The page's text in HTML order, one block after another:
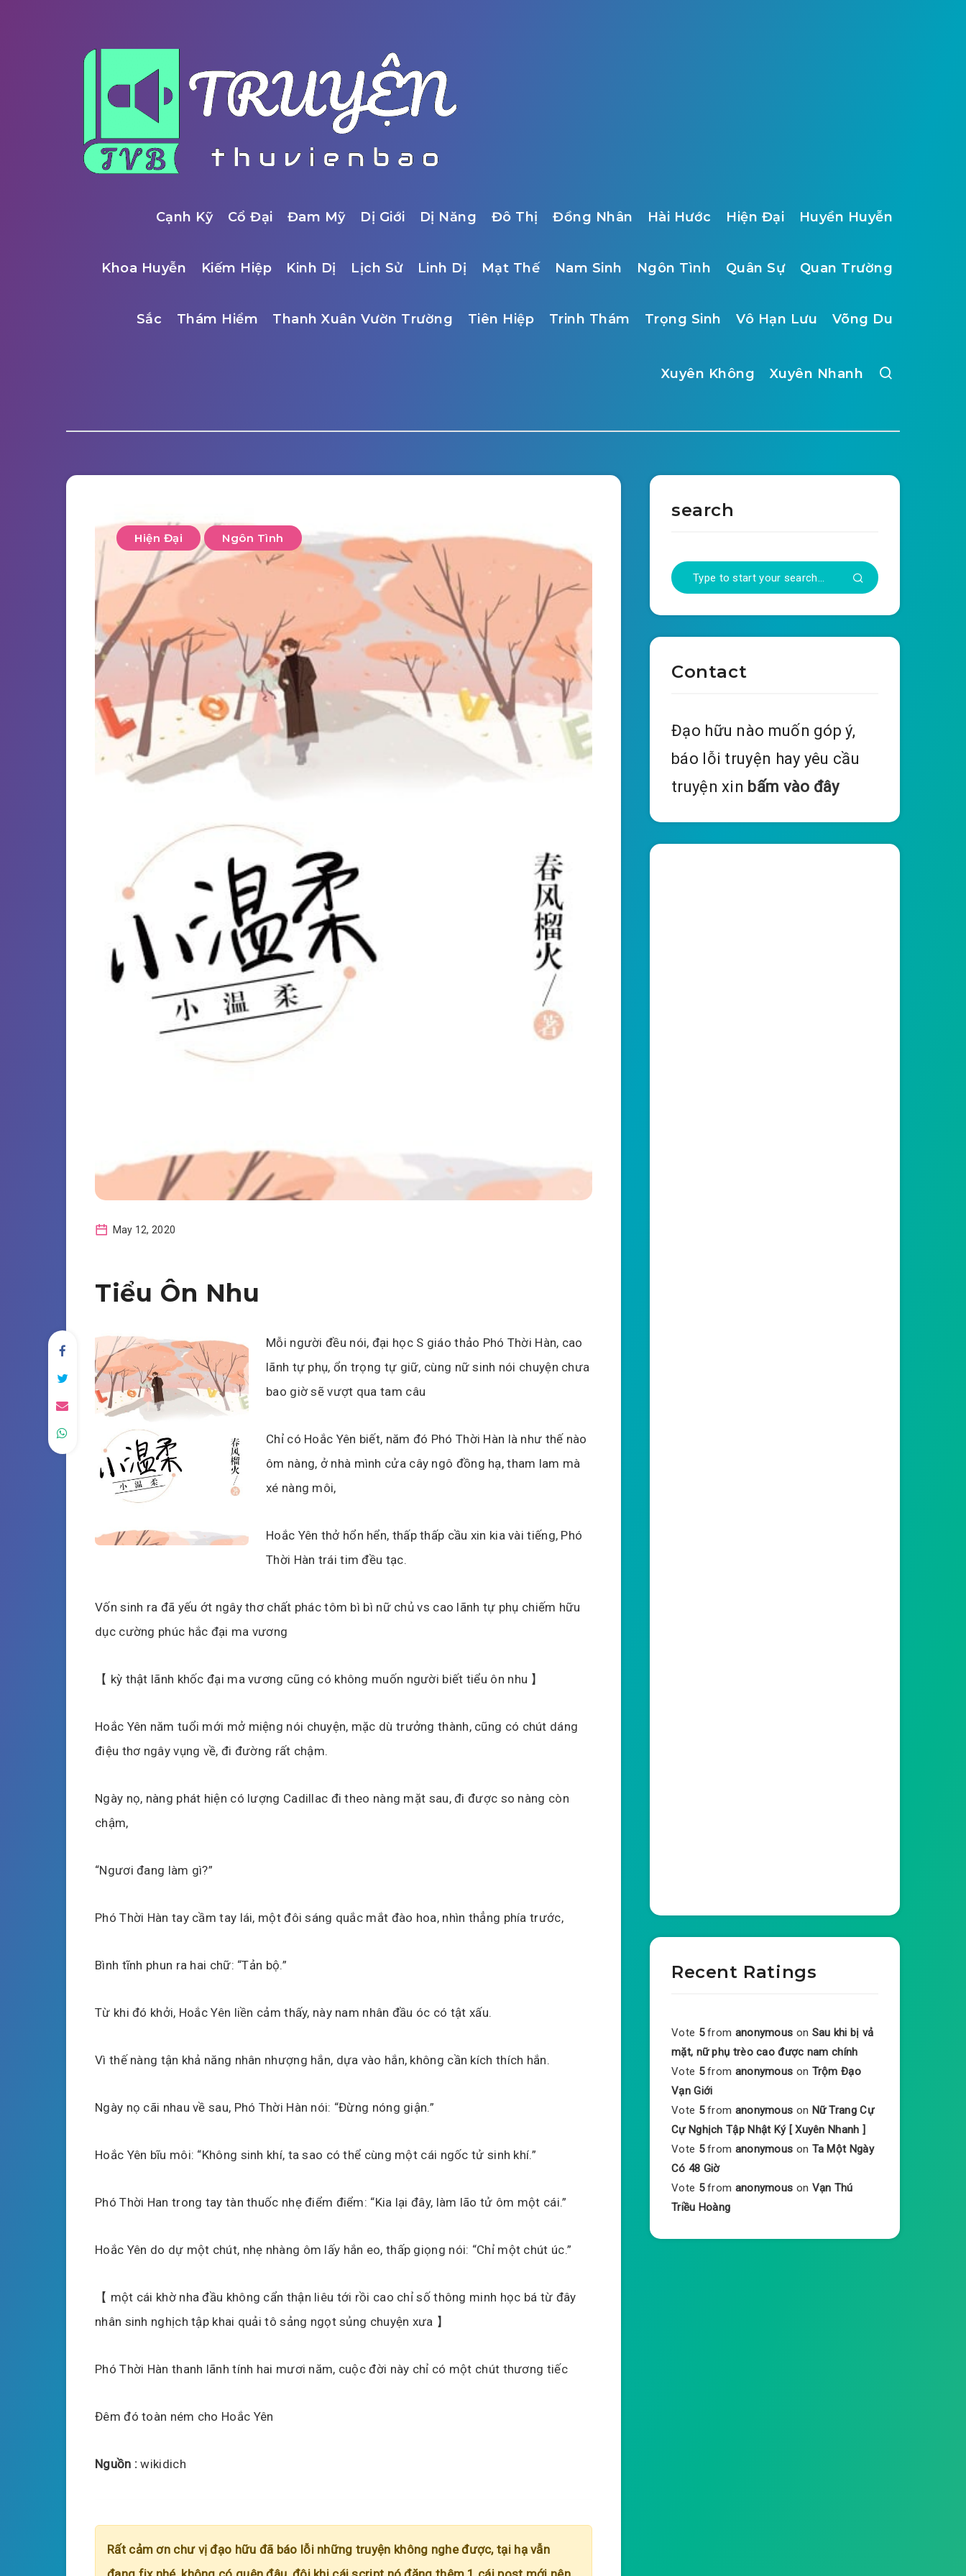
Cạnh Kỹ Cổ Đại Đam Mỹ Dị Giới Dị Năng Đô Thị Đồng Nhân Hài Hước Hiện Đại Huyền Huyễn
Khoa Huyễn Kiếm Hiệp Kinh Dị Lịch Sử Linh Dị Mạt Thế Nam Sinh Ngôn Tình Quân Sự Quan Trường
Sắc Thám Hiểm Thanh Xuân Vườn Trường Tiên Hiệp Trinh Thám Trọng Sinh Vô Hạn Lưu Võng Du
Xuyên Không Xuyên Nhanh
Hiện Đại Ngôn Tình
May 12, 2020
Tiểu Ôn Nhu
Mỗi người đều nói, đại học S giáo thảo Phó Thời Hàn, cao
lãnh tự phụ, ổn trọng tự giữ, cùng nữ sinh nói chuyện chưa
bao giờ sẽ vượt qua tam câu
Chỉ có Hoắc Yên biết, năm đó Phó Thời Hàn là như thế nào
ôm nàng, ở nhà mình cửa cây ngô đồng hạ, tham lam mà
xé nàng môi,
Hoắc Yên thở hổn hển, thấp thấp cầu xin kia vài tiếng, Phó
Thời Hàn trái tim đều tạc.
Vốn sinh ra đã yếu ớt ngây thơ chất phác tôm bì bì nữ chủ vs cao lãnh tự phụ chiếm hữu
dục cường phúc hắc đại ma vương
【 kỳ thật lãnh khốc đại ma vương cũng có không muốn người biết tiểu ôn nhu 】
Hoắc Yên năm tuổi mới mở miệng nói chuyện, mặc dù trưởng thành, cũng có chút dáng
điệu thơ ngây vụng về, đi đường rất chậm.
Ngày nọ, nàng phát hiện có lượng Cadillac đi theo nàng mặt sau, đi được so nàng còn
chậm,
“Ngươi đang làm gì?”
Phó Thời Hàn tay cầm tay lái, một đôi sáng quắc mắt đào hoa, nhìn thẳng phía trước,
Bình tĩnh phun ra hai chữ: “Tản bộ.”
Từ khi đó khởi, Hoắc Yên liền cảm thấy, này nam nhân đầu óc có tật xấu.
Vì thế nàng tận khả năng nhân nhượng hắn, dựa vào hắn, không cần kích thích hắn.
Ngày nọ cãi nhau về sau, Phó Thời Hàn nói: “Đừng nóng giận.”
Hoắc Yên bĩu môi: “Không sinh khí, ta sao có thể cùng một cái ngốc tử sinh khí.”
Phó Thời Han trong tay tàn thuốc nhẹ điểm điểm: “Kia lại đây, làm lão tử ôm một cái.”
Hoắc Yên do dự một chút, nhẹ nhàng ôm lấy hắn eo, thấp giọng nói: “Chỉ một chút úc.”
【 một cái khờ nha đầu không cẩn thận liêu tới rồi cao chỉ số thông minh học bá từ đây
nhân sinh nghịch tập khai quải tô sảng ngọt sủng chuyện xưa 】
Phó Thời Hàn thanh lãnh tính hai mươi năm, cuộc đời này chỉ có một chút thương tiếc
Đêm đó toàn ném cho Hoắc Yên
Nguồn :wikidich
Rất cảm ơn chư vị đạo hữu đã báo lỗi những truyện không nghe được, tại hạ vẫn
search
Contact
Đạo hữu nào muốn góp ý,
báo lỗi truyện hay yêu cầu
truyện xin bấm vào đây
Recent Ratings
Vote 5 from anonymous on Sau khi bị vả
mặt, nữ phụ trèo cao được nam chính
Vote 5 from anonymous on Trộm Đạo
Vạn Giới
Vote 5 from anonymous on Nữ Trang Cự
Cự Nghịch Tập Nhật Ký [ Xuyên Nhanh ]
Vote 5 from anonymous on Ta Một Ngày
Có 48 Giờ
Vote 5 from anonymous on Vạn Thú
Triều Hoàng